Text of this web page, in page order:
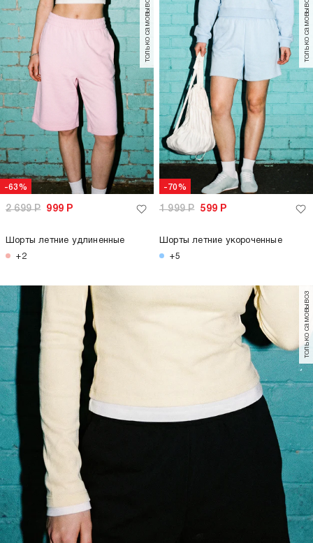
-63%
только самовывоз
2 699Р 999 Р
Шорты летние удлиненные
+2
-70%
только самовывоз
1 999Р 599 Р
Шорты летние укороченные
+5
только самовывоз